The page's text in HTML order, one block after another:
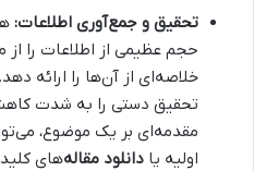
تحقیق و جمع‌آوری اطلاعات:
حجم عظیمی از اطلاعات را
خلاصه‌ای از آن‌ها را ارائه
تحقیق دستی را به شدت
اولیه یا دانلود مقاله‌های